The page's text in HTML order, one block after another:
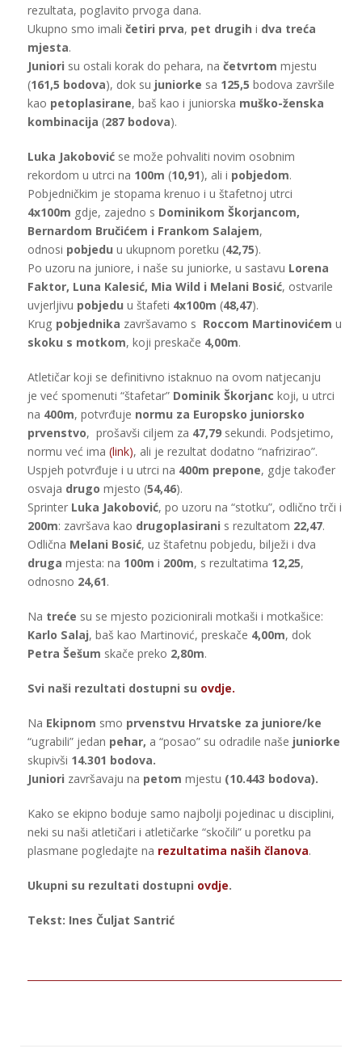
rezultata, poglavito prvoga dana.
Ukupno smo imali četiri prva, pet drugih i dva treća
mjesta.
Juniori su ostali korak do pehara, na četvrtom mjestu
(161,5 bodova), dok su juniorke sa 125,5 bodova završile
kao petoplasirane, baš kao i juniorska muško-ženska
kombinacija (287 bodova).
Luka Jakobović se može pohvaliti novim osobnim
rekordom u utrci na 100m (10,91), ali i pobjedom.
Pobjedničkim je stopama krenuo i u štafetnoj utrci
4x100m gdje, zajedno s Dominikom Škorjancom,
Bernardom Bručićem i Frankom Salajem,
odnosi pobjedu u ukupnom poretku (42,75).
Po uzoru na juniore, i naše su juniorke, u sastavu Lorena
Faktor, Luna Kalesić, Mia Wild i Melani Bosić, ostvarile
uvjerljivu pobjedu u štafeti 4x100m (48,47).
Krug pobjednika završavamo s Roccom Martinovićem u
skoku s motkom, koji preskače 4,00m.
Atletičar koji se definitivno istaknuo na ovom natjecanju
je već spomenuti “štafetar” Dominik Škorjanc koji, u utrci
na 400m, potvrđuje normu za Europsko juniorsko
prvenstvo, prošavši ciljem za 47,79 sekundi. Podsjetimo,
normu već ima (link), ali je rezultat dodatno “nafrizirao”.
Uspjeh potvrđuje i u utrci na 400m prepone, gdje također
osvaja drugo mjesto (54,46).
Sprinter Luka Jakobović, po uzoru na “stotku”, odlično trči i
200m: završava kao drugoplasirani s rezultatom 22,47.
Odlična Melani Bosić, uz štafetnu pobjedu, bilježi i dva
druga mjesta: na 100m i 200m, s rezultatima 12,25,
odnosno 24,61.
Na treće su se mjesto pozicionirali motkaši i motkašice:
Karlo Salaj, baš kao Martinović, preskače 4,00m, dok
Petra Šešum skače preko 2,80m.
Svi naši rezultati dostupni su ovdje.
Na Ekipnom smo prvenstvu Hrvatske za juniore/ke
“ugrabili” jedan pehar, a “posao” su odradile naše juniorke
skupivši 14.301 bodova.
Juniori završavaju na petom mjestu (10.443 bodova).
Kako se ekipno boduje samo najbolji pojedinac u disciplini,
neki su naši atletičari i atletičarke “skočili” u poretku pa
plasmane pogledajte na rezultatima naših članova.
Ukupni su rezultati dostupni ovdje.
Tekst: Ines Čuljat Santrić